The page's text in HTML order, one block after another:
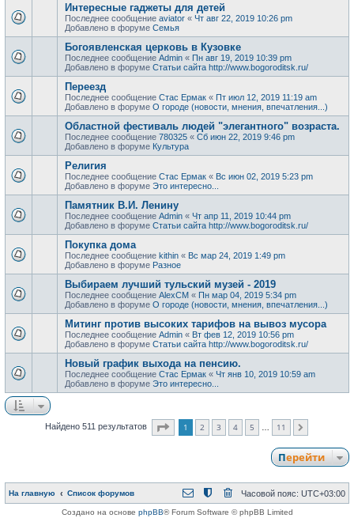
Интересные гаджеты для детей
Последнее сообщение aviator « Чт авг 22, 2019 10:26 pm
Добавлено в форуме Семья
Богоявленская церковь в Кузовке
Последнее сообщение Admin « Пн авг 19, 2019 10:39 pm
Добавлено в форуме Статьи сайта http://www.bogoroditsk.ru/
Переезд
Последнее сообщение Стас Ермак « Пт июл 12, 2019 11:19 am
Добавлено в форуме О городе (новости, мнения, впечатления...)
Областной фестиваль людей "элегантного" возраста.
Последнее сообщение 780325 « Сб июн 22, 2019 9:46 pm
Добавлено в форуме Культура
Религия
Последнее сообщение Стас Ермак « Вс июн 02, 2019 5:23 pm
Добавлено в форуме Это интересно...
Памятник В.И. Ленину
Последнее сообщение Admin « Чт апр 11, 2019 10:44 pm
Добавлено в форуме Статьи сайта http://www.bogoroditsk.ru/
Покупка дома
Последнее сообщение kithin « Вс мар 24, 2019 1:49 pm
Добавлено в форуме Разное
Выбираем лучший тульский музей - 2019
Последнее сообщение AlexCM « Пн мар 04, 2019 5:34 pm
Добавлено в форуме О городе (новости, мнения, впечатления...)
Митинг против высоких тарифов на вывоз мусора
Последнее сообщение Admin « Вт фев 12, 2019 10:56 pm
Добавлено в форуме Статьи сайта http://www.bogoroditsk.ru/
Новый график выхода на пенсию.
Последнее сообщение Стас Ермак « Чт янв 10, 2019 10:59 am
Добавлено в форуме Это интересно...
Найдено 511 результатов Страница из
1 2 3 4 5 11
Перейти
На главную Список форумов Часовой пояс: UTC+03:00
Создано на основе phpBB® Forum Software © phpBB Limited